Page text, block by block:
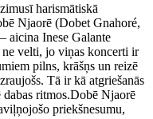
harismātiskā
Njaorē (Dobet Gnahoré,
Inese Galante
ne velti, jo viņas koncerti ir
pilns, krāšņs un reizē
Tā ir kā atgriešanās
ritmos.Dobē Njaorē
priekšnesumu,